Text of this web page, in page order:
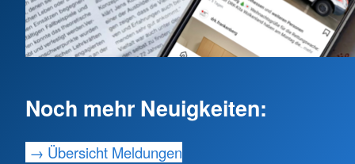
Noch mehr Neuigkeiten:
→ Übersicht Meldungen